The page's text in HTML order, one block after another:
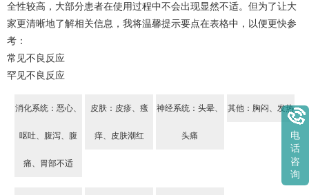
全性较高，大部分患者在使用过程中不会出现显然不适。但为了让大
家更清晰地了解相关信息，我将温馨提示要点在表格中，以便更快参
考：
常见不良反应
罕见不良反应
消化系统：恶心、
呕吐、腹泻、腹
痛、胃部不适
皮肤：皮疹、瘙
痒、皮肤潮红
神经系统：头晕、
头痛
其他：胸闷、发热
电
话
咨
询